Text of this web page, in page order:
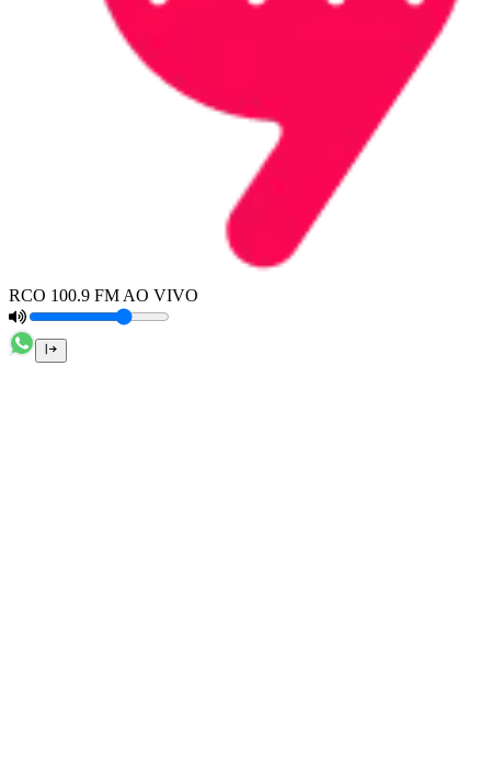
RCO 100.9 FM AO VIVO